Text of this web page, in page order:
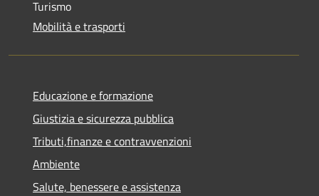
Turismo
Mobilità e trasporti
Educazione e formazione
Giustizia e sicurezza pubblica
Tributi,finanze e contravvenzioni
Ambiente
Salute, benessere e assistenza